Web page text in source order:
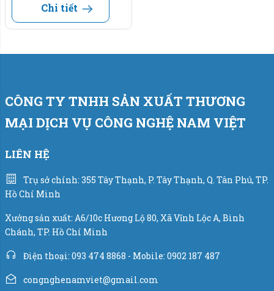
Chi tiết
CÔNG TY TNHH SẢN XUẤT THƯƠNG
MẠI DỊCH VỤ CÔNG NGHỆ NAM VIỆT
LIÊN HỆ
Trụ sở chính: 355 Tây Thạnh, P. Tây Thạnh, Q. Tân Phú, TP.
Hồ Chí Minh
Xưởng sản xuất: A6/10c Hương Lộ 80, Xã Vĩnh Lộc A, Bình
Chánh, TP. Hồ Chí Minh
Điện thoại: 093 474 8868 - Mobile: 0902 187 487
congnghenamviet@gmail.com